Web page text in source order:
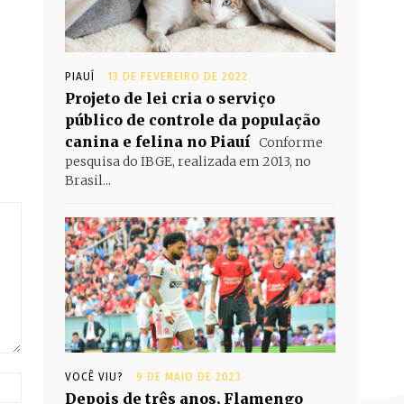
PIAUÍ 13 DE FEVEREIRO DE 2022
Projeto de lei cria o serviço
público de controle da população
canina e felina no Piauí Conforme
pesquisa do IBGE, realizada em 2013, no
Brasil...
VOCÊ VIU? 9 DE MAIO DE 2023
Depois de três anos, Flamengo